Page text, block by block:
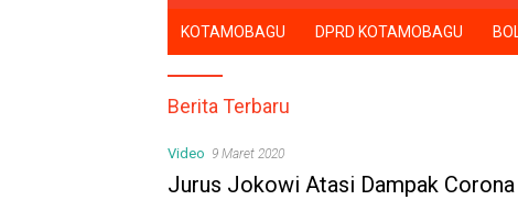
R
A
D
A
KOTAMOBAGU DPRD KOTAMOBAGU
Berita Terbaru
Video 9 Maret 2020
Jurus Jokowi Atasi Dampak